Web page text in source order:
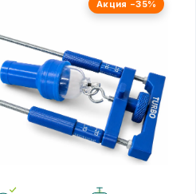
Акция −35%